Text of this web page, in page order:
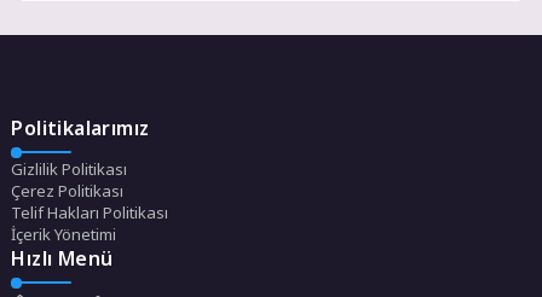
Politikalarımız
Gizlilik Politikası
Çerez Politikası
Telif Hakları Politikası
İçerik Yönetimi
Hızlı Menü